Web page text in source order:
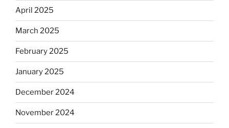
April 2025
March 2025
February 2025
January 2025
December 2024
November 2024